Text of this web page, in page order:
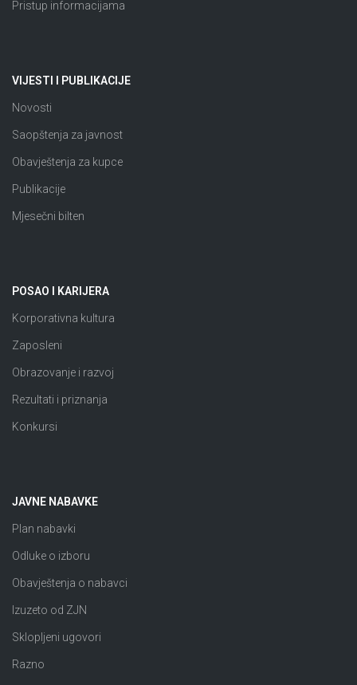
Pristup informacijama
VIJESTI I PUBLIKACIJE
Novosti
Saopštenja za javnost
Obavještenja za kupce
Publikacije
Mjesečni bilten
POSAO I KARIJERA
Korporativna kultura
Zaposleni
Obrazovanje i razvoj
Rezultati i priznanja
Konkursi
JAVNE NABAVKE
Plan nabavki
Odluke o izboru
Obavještenja o nabavci
Izuzeto od ZJN
Sklopljeni ugovori
Razno